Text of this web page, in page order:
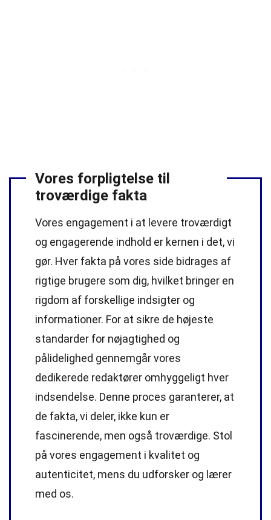
Vores forpligtelse til
troværdige fakta
Vores engagement i at levere troværdigt
og engagerende indhold er kernen i det, vi
gør. Hver fakta på vores side bidrages af
rigtige brugere som dig, hvilket bringer en
rigdom af forskellige indsigter og
informationer. For at sikre de højeste
standarder for nøjagtighed og
pålidelighed gennemgår vores
dedikerede redaktører omhyggeligt hver
indsendelse. Denne proces garanterer, at
de fakta, vi deler, ikke kun er
fascinerende, men også troværdige. Stol
på vores engagement i kvalitet og
autenticitet, mens du udforsker og lærer
med os.